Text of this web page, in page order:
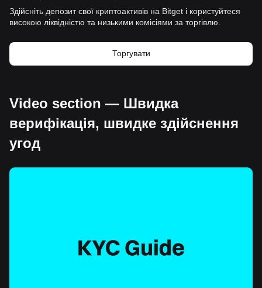
Здійсніть депозит свої криптоактивів на Bitget і користуйтеся
високою ліквідністю та низькими комісіями за торгівлю.
Торгувати
Video section — Швидка
верифікація, швидке здійснення
угод